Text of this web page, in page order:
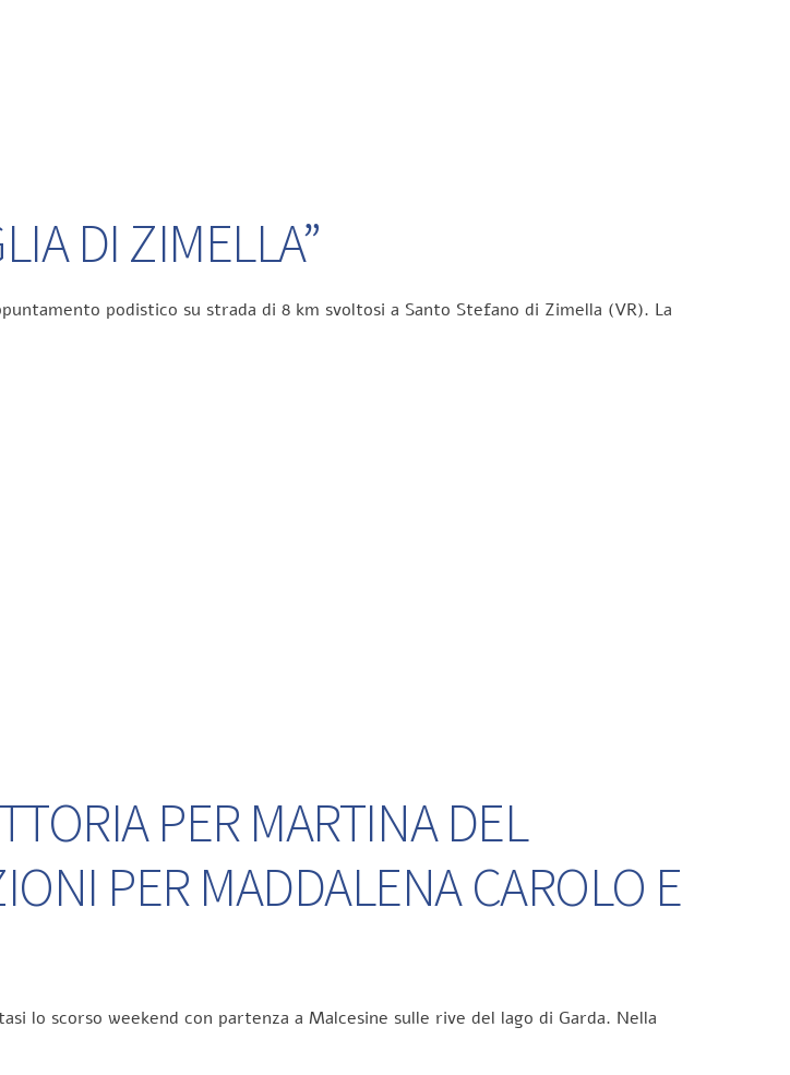
DI ZIMELLA”
podistico su strada di 8 km svoltosi a Santo Stefano di Zimella (VR). La
PER MARTINA DEL
PER MADDALENA CAROLO E
lo scorso weekend con partenza a Malcesine sulle rive del lago di Garda. Nella